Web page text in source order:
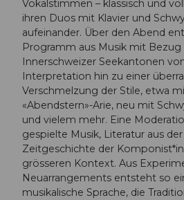
Vokalstimmen – klassisch und
ihren Duos mit Klavier und
aufeinander. Über den Abend
Programm aus Musik mit Bezug
Innerschweizer Seekantonen
Interpretation hin zu einer
Verschmelzung der Stile, etwa
«Abendstern»-Arie, neu mit
und vielem mehr. Eine
gespielte Musik, Literatur aus
Zeitgeschichte der
grösseren Kontext. Aus
Neuarrangements entsteht so
musikalische Sprache, die